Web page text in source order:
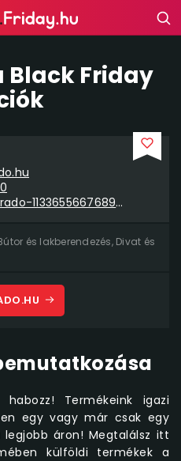
Friday
fb.com/Árdorado-113365566768996
és lakberendezés, Divat és
Termékeink igazi
egy vagy már csak egy
áron! Megtalálsz itt
külföldi termékek a